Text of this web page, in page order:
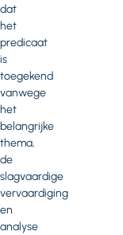
dat
het
predicaat
is
toegekend
vanwege
het
belangrijke
thema,
de
slagvaardige
vervaardiging
en
analyse